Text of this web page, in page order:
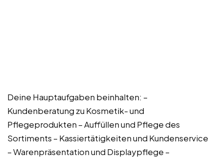
Deine Hauptaufgaben beinhalten: –
Kundenberatung zu Kosmetik- und
Pflegeprodukten – Auffüllen und Pflege des
Sortiments – Kassiertätigkeiten und Kundenservice
– Warenpräsentation und Displaypflege –